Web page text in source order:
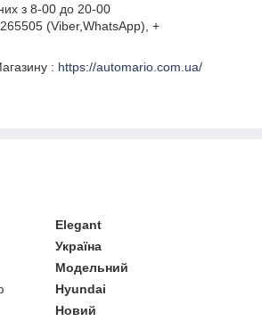
з 8-00 до 20-00
(Viber,WhatsApp), +
: https://automario.com.ua/
Elegant
Україна
Модельний
Hyundai
Новий